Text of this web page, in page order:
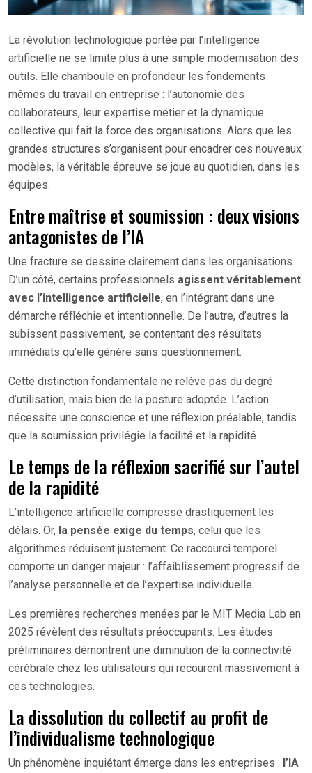
La révolution technologique portée par l’intelligence
artificielle ne se limite plus à une simple modernisation des
outils. Elle chamboule en profondeur les fondements
mêmes du travail en entreprise : l’autonomie des
collaborateurs, leur expertise métier et la dynamique
collective qui fait la force des organisations. Alors que les
grandes structures s’organisent pour encadrer ces nouveaux
modèles, la véritable épreuve se joue au quotidien, dans les
équipes.
Entre maîtrise et soumission : deux visions
antagonistes de l’IA
Une fracture se dessine clairement dans les organisations.
D’un côté, certains professionnels agissent véritablement
avec l’intelligence artificielle, en l’intégrant dans une
démarche réfléchie et intentionnelle. De l’autre, d’autres la
subissent passivement, se contentant des résultats
immédiats qu’elle génère sans questionnement.
Cette distinction fondamentale ne relève pas du degré
d’utilisation, mais bien de la posture adoptée. L’action
nécessite une conscience et une réflexion préalable, tandis
que la soumission privilégie la facilité et la rapidité.
Le temps de la réflexion sacrifié sur l’autel
de la rapidité
L’intelligence artificielle compresse drastiquement les
délais. Or, la pensée exige du temps, celui que les
algorithmes réduisent justement. Ce raccourci temporel
comporte un danger majeur : l’affaiblissement progressif de
l’analyse personnelle et de l’expertise individuelle.
Les premières recherches menées par le MIT Media Lab en
2025 révèlent des résultats préoccupants. Les études
préliminaires démontrent une diminution de la connectivité
cérébrale chez les utilisateurs qui recourent massivement à
ces technologies.
La dissolution du collectif au profit de
l’individualisme technologique
Un phénomène inquiétant émerge dans les entreprises : l’IA